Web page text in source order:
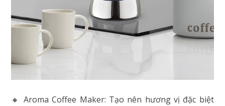
🔸 Aroma Coffee Maker: Tạo nên hương vị đặc biệt